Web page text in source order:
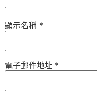
顯示名稱 *
電子郵件地址 *